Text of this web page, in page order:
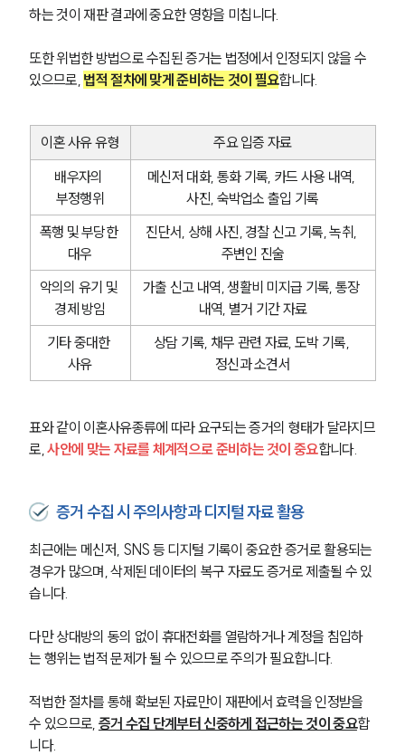
하는 것이 재판 결과에 중요한 영향을 미칩니다.
또한 위법한 방법으로 수집된 증거는 법정에서 인정되지 않을 수
있으므로, 법적 절차에 맞게 준비하는 것이 필요합니다.
이혼 사유 유형
주요 입증 자료
배우자의
부정행위
메신저 대화, 통화 기록, 카드 사용 내역,
사진, 숙박업소 출입 기록
폭행 및 부당한
대우
진단서, 상해 사진, 경찰 신고 기록, 녹취,
주변인 진술
악의의 유기 및
경제 방임
가출 신고 내역, 생활비 미지급 기록, 통장
내역, 별거 기간 자료
기타 중대한
사유
상담 기록, 채무 관련 자료, 도박 기록,
정신과 소견서
표와 같이 이혼사유종류에 따라 요구되는 증거의 형태가 달라지므
로, 사안에 맞는 자료를 체계적으로 준비하는 것이 중요합니다.
증거 수집 시 주의사항과 디지털 자료 활용
최근에는 메신저, SNS 등 디지털 기록이 중요한 증거로 활용되는
경우가 많으며, 삭제된 데이터의 복구 자료도 증거로 제출될 수 있
습니다.
다만 상대방의 동의 없이 휴대전화를 열람하거나 계정을 침입하
는 행위는 법적 문제가 될 수 있으므로 주의가 필요합니다.
적법한 절차를 통해 확보된 자료만이 재판에서 효력을 인정받을
수 있으므로, 증거 수집 단계부터 신중하게 접근하는 것이 중요합
니다.